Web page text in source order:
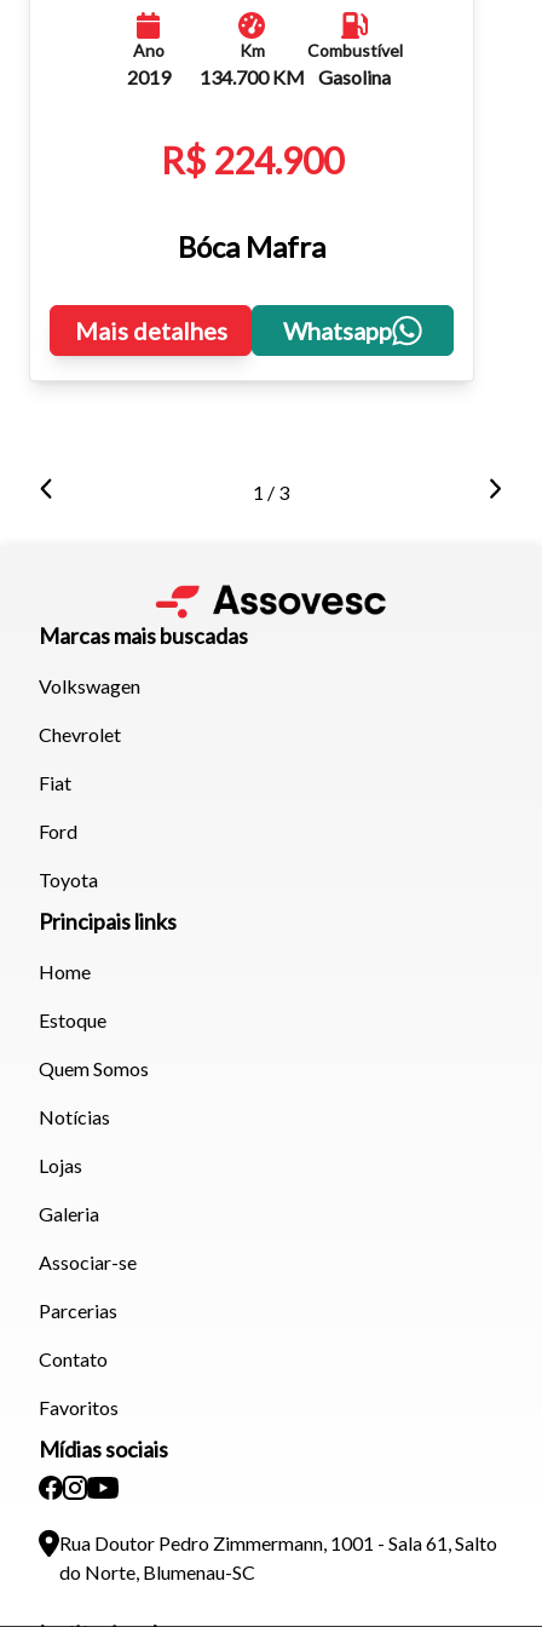
Ano
2019
Km
134.700 KM
Combustível
Gasolina
R$ 224.900
Bóca Mafra
Mais detalhes Whatsapp
1 / 3
Marcas mais buscadas
Volkswagen
Chevrolet
Fiat
Ford
Toyota
Principais links
Home
Estoque
Quem Somos
Notícias
Lojas
Galeria
Associar-se
Parcerias
Contato
Favoritos
Mídias sociais
Rua Doutor Pedro Zimmermann, 1001 - Sala 61, Salto
do Norte, Blumenau-SC